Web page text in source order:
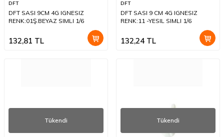
DFT
DFT SASI 9CM 4G IGNESIZ
RENK:01Ş.BEYAZ SIMLI 1/6
132,81 TL
DFT
DFT SASI 9 CM 4G IGNESIZ
RENK:11 -YESIL SIMLI 1/6
132,24 TL
Tükendi Tükendi